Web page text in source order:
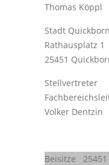
Thomas Köppl
Stadt Quickborn
Rathausplatz 1
25451
Stellvertreter
Volker Dentzin
Beisitze
25451